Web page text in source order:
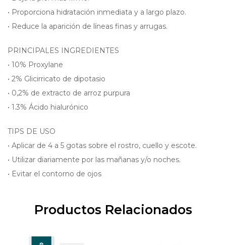
• Proporciona hidratación inmediata y a largo plazo.
• Reduce la aparición de líneas finas y arrugas.
PRINCIPALES INGREDIENTES
• 10% Proxylane
• 2% Glicirricato de dipotasio
• 0,2% de extracto de arroz purpura
• 1.3% Ácido hialurónico
TIPS DE USO
• Aplicar de 4 a 5 gotas sobre el rostro, cuello y escote.
• Utilizar diariamente por las mañanas y/o noches.
• Evitar el contorno de ojos
Productos Relacionados